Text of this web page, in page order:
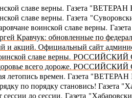
славе верны. Газета "
славе верны. Газета
воинской славе верны.
Кравчук: обновленные по
и акций. Официальный сайт
славе верны. РОССИЙСКИЙ
всего дороже. РОССИЙСКИЙ
летопись времен. Газета "ВЕТЕРАН
по порядку становись!
до сессии. Газета